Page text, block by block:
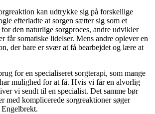
kan udtrykke sig på forskellige
efterladte at sorgen sætter sig som et
den naturlige sorgproces, andre udvikler
får somatiske lidelser. Mens andre oplever en
der bare er svær at få bearbejdet og lære at
for en specialiseret sorgterapi, som mange
mulighed for at få. Hvis vi får en alvorlig
vi sendt til en specialist. Det samme bør
med komplicerede sorgreaktioner søger